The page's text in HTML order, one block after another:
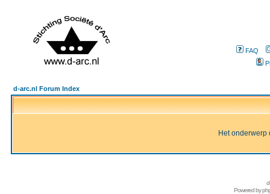
FAQ
d-arc.nl Forum Index
Het onderwerp
Powered by